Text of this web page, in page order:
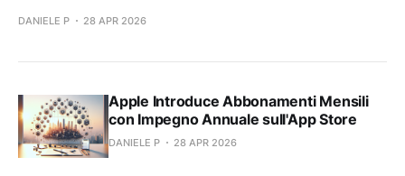
DANIELE P 28 APR 2026
Apple Introduce Abbonamenti Mensili
con Impegno Annuale sull'App Store
DANIELE P 28 APR 2026